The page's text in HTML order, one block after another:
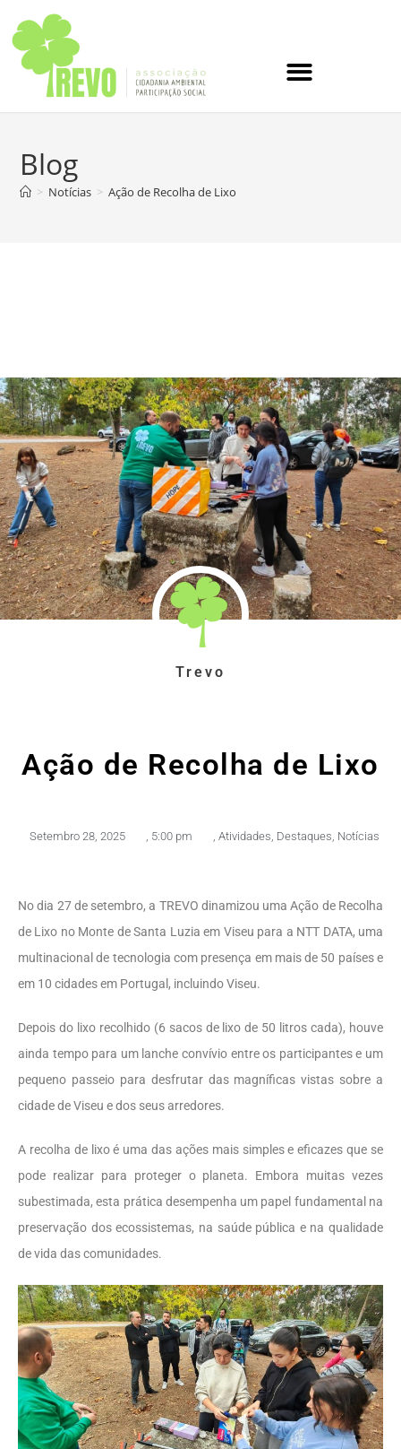
Blog
> Notícias > Ação de Recolha de Lixo
Trevo
Ação de Recolha de Lixo
Setembro 28, 2025 , 5:00 pm , Atividades, Destaques, Notícias
No dia 27 de setembro, a TREVO dinamizou uma Ação de Recolha
de Lixo no Monte de Santa Luzia em Viseu para a NTT DATA, uma
multinacional de tecnologia com presença em mais de 50 países e
em 10 cidades em Portugal, incluindo Viseu.
Depois do lixo recolhido (6 sacos de lixo de 50 litros cada), houve
ainda tempo para um lanche convívio entre os participantes e um
pequeno passeio para desfrutar das magníficas vistas sobre a
cidade de Viseu e dos seus arredores.
A recolha de lixo é uma das ações mais simples e eficazes que se
pode realizar para proteger o planeta. Embora muitas vezes
subestimada, esta prática desempenha um papel fundamental na
preservação dos ecossistemas, na saúde pública e na qualidade
de vida das comunidades.